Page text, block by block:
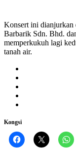
Konsert ini dianjurkan
Barbarik Sdn. Bhd.
memperkukuh lagi
tanah air.
Kongsi